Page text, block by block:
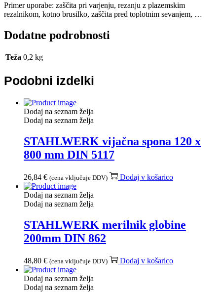
Primer uporabe: zaščita pri varjenju, rezanju z plazemskim
rezalnikom, kotno brusilko, zaščita pred toplotnim sevanjem, …
Dodatne podrobnosti
Teža 0,2 kg
Podobni izdelki
Dodaj na seznam želja
Dodaj na seznam želja
STAHLWERK vijačna spona 120 x
800 mm DIN 5117
26,84 € (cena vključuje DDV) Dodaj v košarico
Dodaj na seznam želja
Dodaj na seznam želja
STAHLWERK merilnik globine
200mm DIN 862
48,80 € (cena vključuje DDV) Dodaj v košarico
Dodaj na seznam želja
Dodaj na seznam želja